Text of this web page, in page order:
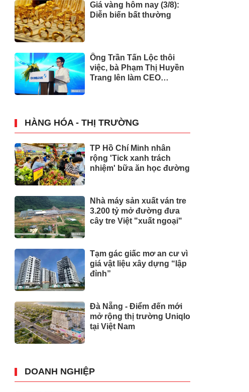
Giá vàng hôm nay (3/8):
Diễn biến bất thường
Ông Trần Tấn Lộc thôi
việc, bà Phạm Thị Huyền
Trang lên làm CEO
HÀNG HÓA - THỊ TRƯỜNG
TP Hồ Chí Minh nhân
rộng 'Tick xanh trách
nhiệm' bữa ăn học đường
Nhà máy sản xuất ván tre
3.200 tỷ mở đường đưa
cây tre Việt "xuất ngoại"
Tạm gác giấc mơ an cư vì
giá vật liệu xây dựng “lập
đỉnh”
Đà Nẵng - Điểm đến mới
mở rộng thị trường Uniqlo
tại Việt Nam
DOANH NGHIỆP